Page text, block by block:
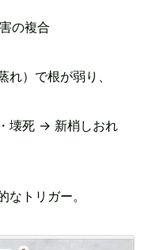
の複合
）で根が弱り、
壊死 → 新梢しおれ
トリガー。